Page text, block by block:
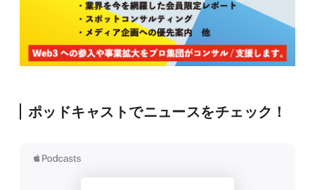
ポッドキャストでニュースをチェック！